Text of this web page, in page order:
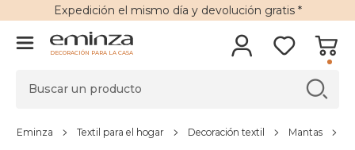
Expedición el mismo día y devolución gratis*
DECORACIÓN PARA LA CASA
Eminza Textil para el hogar Decoración textil Mantas